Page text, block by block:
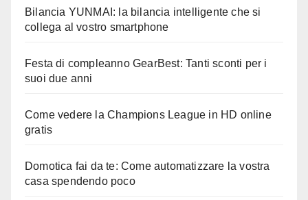
Bilancia YUNMAI: la bilancia intelligente che si
collega al vostro smartphone
Festa di compleanno GearBest: Tanti sconti per i
suoi due anni
Come vedere la Champions League in HD online
gratis
Domotica fai da te: Come automatizzare la vostra
casa spendendo poco